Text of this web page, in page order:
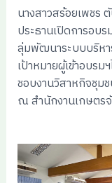
นางสาวสร้อยเพชร
ประธานเปิดการอบ
ลุ่มพัฒนาระบบบริหา
เป้าหมายผู้เข้าอบร
ชอบงานวิสาหกิจชุม
ณ สำนักงานเกษตร